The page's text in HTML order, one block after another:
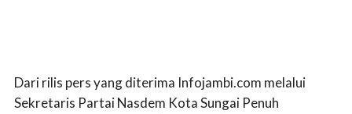
Dari rilis pers yang diterima Infojambi.com melalui
Sekretaris Partai Nasdem Kota Sungai Penuh